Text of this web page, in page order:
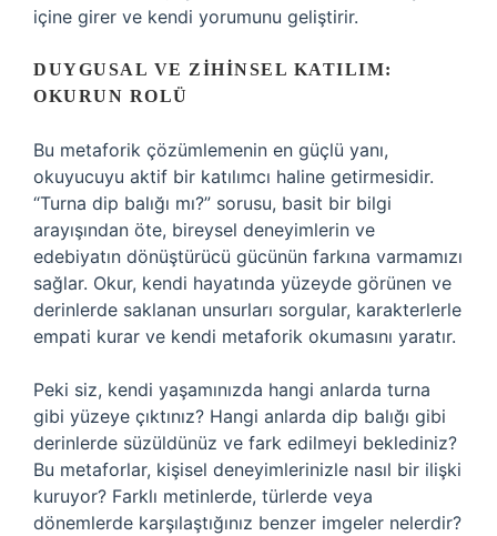
içine girer ve kendi yorumunu geliştirir.
DUYGUSAL VE ZIHINSEL KATILIM:
OKURUN ROLÜ
Bu metaforik çözümlemenin en güçlü yanı,
okuyucuyu aktif bir katılımcı haline getirmesidir.
“Turna dip balığı mı?” sorusu, basit bir bilgi
arayışından öte, bireysel deneyimlerin ve
edebiyatın dönüştürücü gücünün farkına varmamızı
sağlar. Okur, kendi hayatında yüzeyde görünen ve
derinlerde saklanan unsurları sorgular, karakterlerle
empati kurar ve kendi metaforik okumasını yaratır.
Peki siz, kendi yaşamınızda hangi anlarda turna
gibi yüzeye çıktınız? Hangi anlarda dip balığı gibi
derinlerde süzüldünüz ve fark edilmeyi beklediniz?
Bu metaforlar, kişisel deneyimlerinizle nasıl bir ilişki
kuruyor? Farklı metinlerde, türlerde veya
dönemlerde karşılaştığınız benzer imgeler nelerdir?